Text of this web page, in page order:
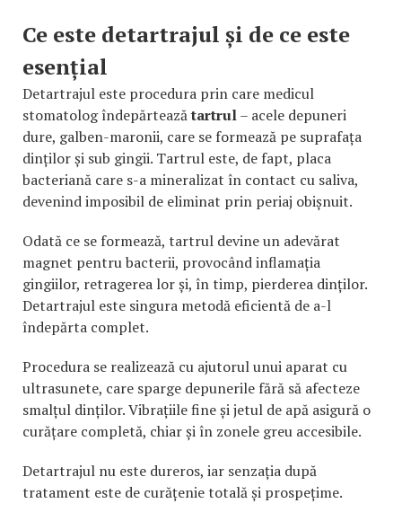
Ce este detartrajul și de ce este
esențial
Detartrajul este procedura prin care medicul
stomatolog îndepărteazătartrul– acele depuneri
dure, galben-maronii, care se formează pe suprafața
dinților și sub gingii. Tartrul este, de fapt, placa
bacteriană care s-a mineralizat în contact cu saliva,
devenind imposibil de eliminat prin periaj obișnuit.
Odată ce se formează, tartrul devine un adevărat
magnet pentru bacterii, provocând inflamația
gingiilor, retragerea lor și, în timp, pierderea dinților.
Detartrajul este singura metodă eficientă de a-l
îndepărta complet.
Procedura se realizează cu ajutorul unui aparat cu
ultrasunete, care sparge depunerile fără să afecteze
smalțul dinților. Vibrațiile fine și jetul de apă asigură o
curățare completă, chiar și în zonele greu accesibile.
Detartrajul nu este dureros, iar senzația după
tratament este de curățenie totală și prospețime.